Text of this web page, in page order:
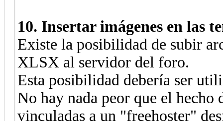
10. Insertar imágenes en las
Existe la posibilidad de subir
XLSX al servidor del foro.
Esta posibilidad debería ser
No hay nada peor que el hecho
vinculadas a un "freehoster"